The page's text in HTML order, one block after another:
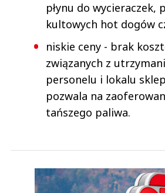
płynu do wycieraczek,
kultowych hot dogów
niskie ceny - brak
związanych z
personelu i lokalu
pozwala na
tańszego paliwa.